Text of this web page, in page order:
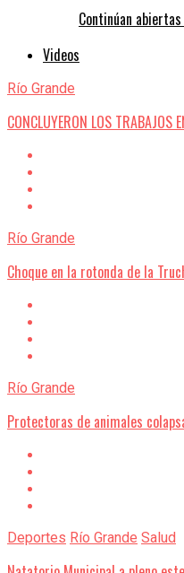
Continúan
Videos
Río Grande
CONCLUYERON LOS TRABAJOS
Río Grande
Choque en la rotonda de la
Río Grande
Protectoras de animales
Deportes Río Grande Salud